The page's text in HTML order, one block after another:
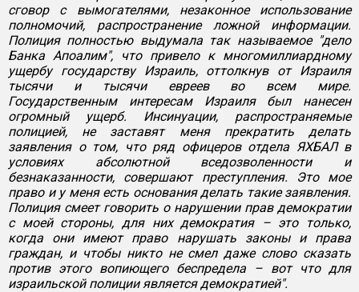
сговор с вымогателями, незаконное использование
полномочий, распространение ложной информации.
Полиция полностью выдумала так называемое "дело
Банка Апоалим", что привело к многомиллиардному
ущербу государству Израиль, оттолкнув от Израиля
тысячи и тысячи евреев во всем мире.
Государственным интересам Израиля был нанесен
огромный ущерб. Инсинуации, распространяемые
полицией, не заставят меня прекратить делать
заявления о том, что ряд офицеров отдела ЯХБАЛ в
условиях абсолютной вседозволенности и
безнаказанности, совершают преступления. Это мое
право и у меня есть основания делать такие заявления.
Полиция смеет говорить о нарушении прав демократии
с моей стороны, для них демократия – это только,
когда они имеют право нарушать законы и права
граждан, и чтобы никто не смел даже слово сказать
против этого вопиющего беспредела – вот что для
израильской полиции является демократией".